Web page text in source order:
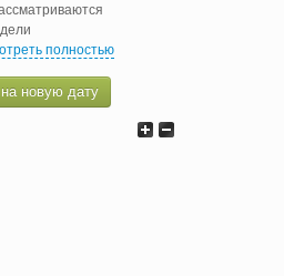
полностью
новую дату